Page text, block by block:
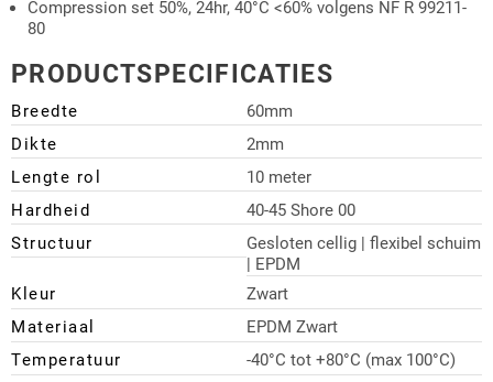
Compression set 50%, 24hr, 40°C <60% volgens NF R 99211-
80
PRODUCTSPECIFICATIES
Breedte
60mm
Dikte
2mm
Lengte rol
10 meter
Hardheid
40-45 Shore 00
Structuur
Gesloten cellig | flexibel schuim
| EPDM
Kleur
Zwart
Materiaal
EPDM Zwart
Temperatuur
-40°C tot +80°C (max 100°C)